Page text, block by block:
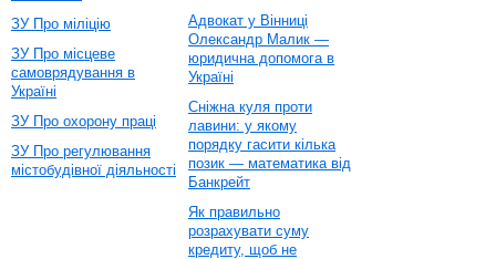
ЗУ Про міліцію
ЗУ Про місцеве
самоврядування в
Україні
ЗУ Про охорону праці
ЗУ Про регулювання
містобудівної діяльності
Адвокат у Вінниці
Олександр Малик —
юридична допомога в
Україні
Сніжна куля проти
лавини: у якому
порядку гасити кілька
позик — математика від
Банкрейт
Як правильно
розрахувати суму
кредиту, щоб не